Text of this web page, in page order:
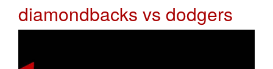
diamondbacks vs dodgers